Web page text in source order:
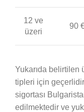
12 ve
üzeri
90
Yukarıda belirtilen
tipleri için
sigortası
edilmektedir ve